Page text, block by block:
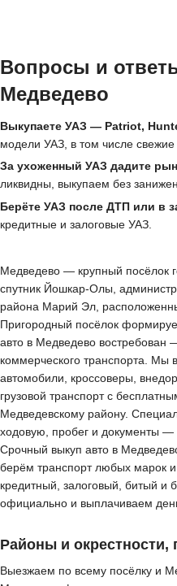
Вопросы и
Медведево
Выкупаете УАЗ — Patriot,
модели УАЗ, в том числе свежие
За ухоженный УАЗ дадите
ликвидны, выкупаем без
Берёте УАЗ после ДТП или в
кредитные и залоговые УАЗ.
Медведево — крупный посёлок
спутник Йошкар-Олы,
района Марий Эл,
Пригородный посёлок
авто в Медведево востребован
коммерческого транспорта. Мы
автомобили, кроссоверы,
грузовой транспорт с
Медведевскому району.
ходовую, пробег и документы —
Срочный выкуп авто в
берём транспорт любых марок
кредитный, залоговый, битый и
официально и выплачиваем
Районы и окрестности,
Выезжаем по всему посёлку и